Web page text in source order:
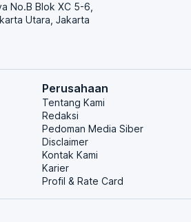
No.B Blok XC 5-6,
Utara, Jakarta
Perusahaan
Tentang Kami
Redaksi
Pedoman Media Siber
Disclaimer
Kontak Kami
Karier
Profil & Rate Card